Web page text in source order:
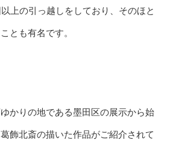
上の引っ越しをしており、そのほと
とも有名です。
かりの地である墨田区の展示から始
飾北斎の描いた作品がご紹介されて